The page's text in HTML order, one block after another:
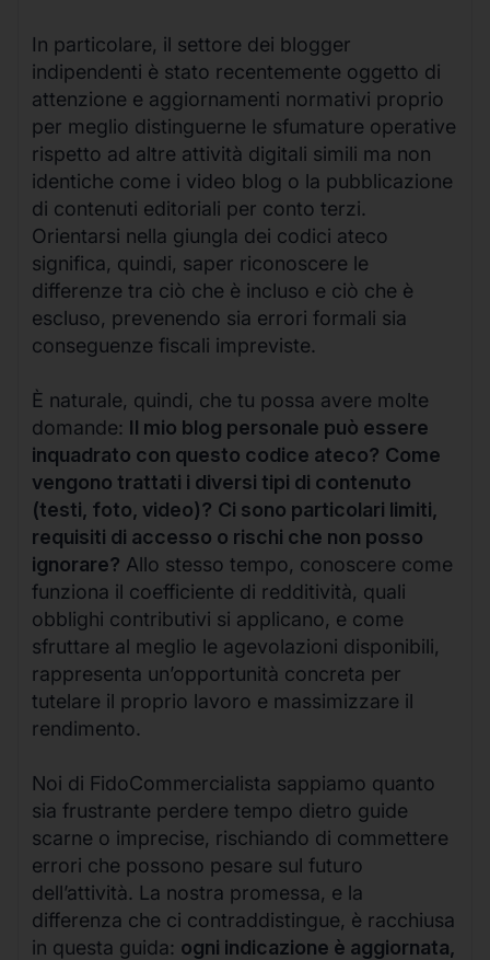
In particolare, il settore dei blogger
indipendenti è stato recentemente oggetto di
attenzione e aggiornamenti normativi proprio
per meglio distinguerne le sfumature operative
rispetto ad altre attività digitali simili ma non
identiche come i video blog o la pubblicazione
di contenuti editoriali per conto terzi.
Orientarsi nella giungla dei codici ateco
significa, quindi, saper riconoscere le
differenze tra ciò che è incluso e ciò che è
escluso, prevenendo sia errori formali sia
conseguenze fiscali impreviste.
È naturale, quindi, che tu possa avere molte
domande: Il mio blog personale può essere
inquadrato con questo codice ateco? Come
vengono trattati i diversi tipi di contenuto
(testi, foto, video)? Ci sono particolari limiti,
requisiti di accesso o rischi che non posso
ignorare? Allo stesso tempo, conoscere come
funziona il coefficiente di redditività, quali
obblighi contributivi si applicano, e come
sfruttare al meglio le agevolazioni disponibili,
rappresenta un’opportunità concreta per
tutelare il proprio lavoro e massimizzare il
rendimento.
Noi di FidoCommercialista sappiamo quanto
sia frustrante perdere tempo dietro guide
scarne o imprecise, rischiando di commettere
errori che possono pesare sul futuro
dell’attività. La nostra promessa, e la
differenza che ci contraddistingue, è racchiusa
in questa guida: ogni indicazione è aggiornata,